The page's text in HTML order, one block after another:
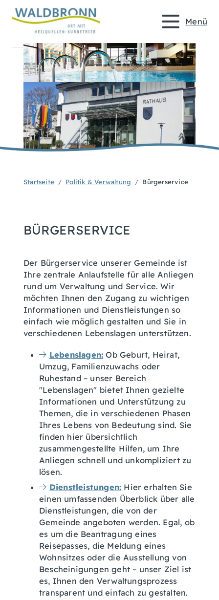
Menü
Startseite Politik & Verwaltung Bürgerservice
BÜRGERSERVICE
Der Bürgerservice unserer Gemeinde ist
Ihre zentrale Anlaufstelle für alle Anliegen
rund um Verwaltung und Service. Wir
möchten Ihnen den Zugang zu wichtigen
Informationen und Dienstleistungen so
einfach wie möglich gestalten und Sie in
verschiedenen Lebenslagen unterstützen.
Lebenslagen: Ob Geburt, Heirat,
Umzug, Familienzuwachs oder
Ruhestand – unser Bereich
"Lebenslagen" bietet Ihnen gezielte
Informationen und Unterstützung zu
Themen, die in verschiedenen Phasen
Ihres Lebens von Bedeutung sind. Sie
finden hier übersichtlich
zusammengestellte Hilfen, um Ihre
Anliegen schnell und unkompliziert zu
lösen.
Dienstleistungen: Hier erhalten Sie
einen umfassenden Überblick über alle
Dienstleistungen, die von der
Gemeinde angeboten werden. Egal, ob
es um die Beantragung eines
Reisepasses, die Meldung eines
Wohnsitzes oder die Ausstellung von
Bescheinigungen geht – unser Ziel ist
es, Ihnen den Verwaltungsprozess
transparent und einfach zu gestalten.